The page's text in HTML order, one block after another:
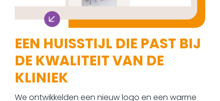
EEN HUISSTIJL DIE PAST BIJ
DE KWALITEIT VAN DE
KLINIEK
We ontwikkelden een nieuw logo en een warme